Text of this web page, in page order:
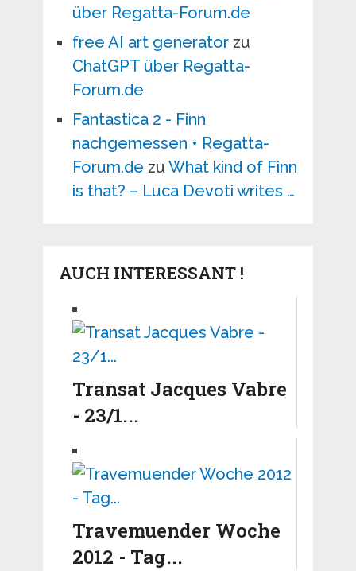
über Regatta-Forum.de
free AI art generatorzu
ChatGPT über Regatta-
Forum.de
Fantastica 2 - Finn
nachgemessen • Regatta-
Forum.de zu What kind of Finn
is that? – Luca Devoti writes …
AUCH INTERESSANT !
Transat Jacques Vabre
- 23/1...
Travemuender Woche
2012 - Tag...